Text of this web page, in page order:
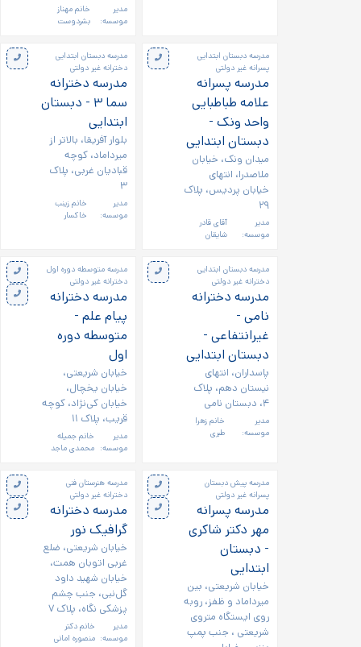
مدیر
موسسه:
خانم مهناز
بشردوست
مدرسه دبستان ابتدایی
پسرانه غیر دولتی
مدرسه پسرانه
علامه طباطبایی
واحد ونک -
دبستان ابتدایی
میدان ونک، خیابان
ملاصدرا، انتهای
خیابان پردیس، پلاک
۲۹
مدیر
موسسه:
آقای قادر
شایقان
مدرسه دبستان ابتدایی
دخترانه غیر دولتی
مدرسه دخترانه
سما ۳ - دبستان
ابتدایی
بلوار آفریقا، بالاتر از
میرداماد، کوچه
قبادیان غربی، پلاک
۳
مدیر
موسسه:
خانم زینب
خاکسار
مدرسه دبستان ابتدایی
دخترانه غیر دولتی
مدرسه دخترانه
نامی -
غیرانتفاعی -
دبستان ابتدایی
پاسداران، انتهای
نیستان دهم، پلاک
۴، دبستان نامی
مدیر
موسسه:
خانم زهرا
طبری
مدرسه متوسطه دوره اول
دخترانه غیر دولتی
مدرسه دخترانه
پیام علم -
متوسطه دوره
اول
خیابان شریعتی،
خیابان یخچال،
خیابان کی‌نژاد، کوچه
قریب، پلاک ۱۱
مدیر
موسسه:
خانم جمیله
محمدی ماجد
مدرسه پیش دبستان
پسرانه غیر دولتی
مدرسه پسرانه
مهر دکتر شاکری
- دبستان
ابتدایی
خیابان شریعتی، بین
میرداماد و ظفز، روبه
روی ایستگاه متروی
شریعتی ، جنب پمپ
مدرسه هنرستان فنی
دخترانه غیر دولتی
مدرسه دخترانه
گرافیک نور
خیابان شریعتی، ضلع
غربی اتوبان همت،
خیابان شهید داود
گل‌نبی، جنب چشم
پزشکی نگاه، پلاک ۷
مدیر
موسسه:
خانم دکتر
منصوره امانی